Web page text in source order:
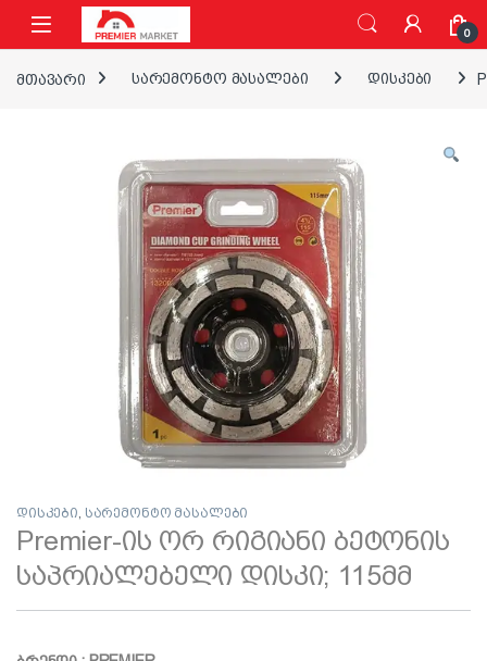
ნავიგაციაზე გადასვლა
შინაარსზე გადასვლა
0
მთავარი სარემონტო მასალები დისკები
დისკები, სარემონტო მასალები
Premier-ის ორ რიგიანი ბეტონის
საპრიალებელი დისკი; 115მმ